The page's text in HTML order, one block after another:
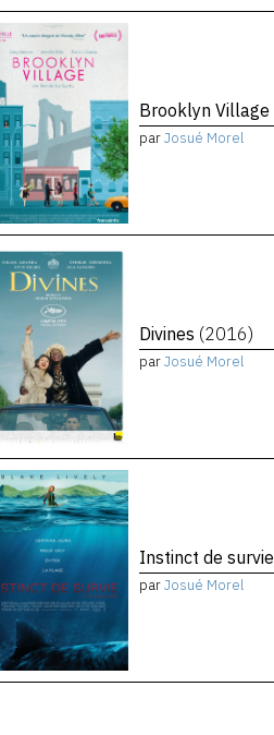
Brooklyn Village
parJosué Morel
Divines (2016)
parJosué Morel
Instinct de survie
parJosué Morel